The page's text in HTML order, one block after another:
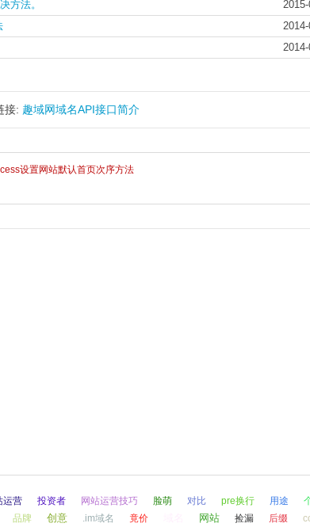
方法。
接: 趣域网域名API接口简介
设置网站默认首页次序方法
运营 投资者 网站运营技巧 脸萌 对比 pre换行 用途
品牌 创意 .im域名 竟价 网站 捡漏 后缀